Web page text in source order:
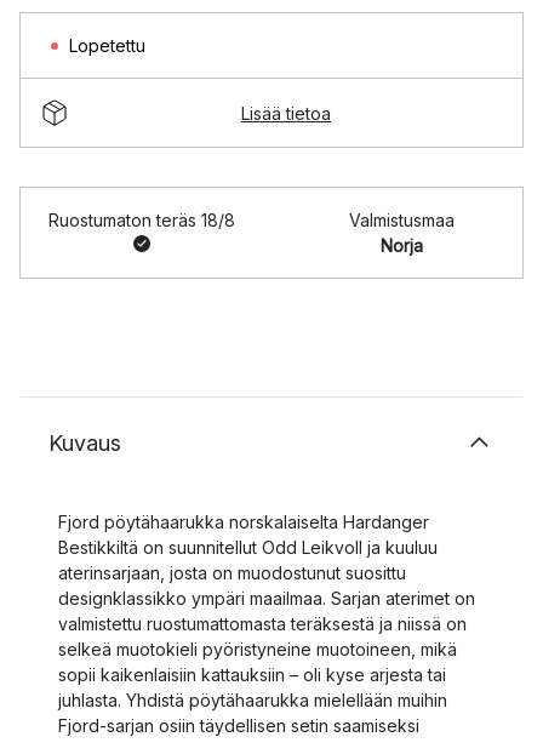
Lopetettu
Lisää tietoa
Ruostumaton teräs 18/8
Valmistusmaa
Norja
Kuvaus
Fjord pöytähaarukka norskalaiselta Hardanger
Bestikkiltä on suunnitellut Odd Leikvoll ja kuuluu
aterinsarjaan, josta on muodostunut suosittu
designklassikko ympäri maailmaa. Sarjan aterimet on
valmistettu ruostumattomasta teräksestä ja niissä on
selkeä muotokieli pyöristyneine muotoineen, mikä
sopii kaikenlaisiin kattauksiin – oli kyse arjesta tai
juhlasta. Yhdistä pöytähaarukka mielellään muihin
Fjord-sarjan osiin täydellisen setin saamiseksi